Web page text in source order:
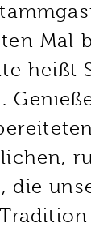
Mal
heißt
die